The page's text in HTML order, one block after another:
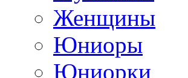
Женщины
Юниоры
Юниорки